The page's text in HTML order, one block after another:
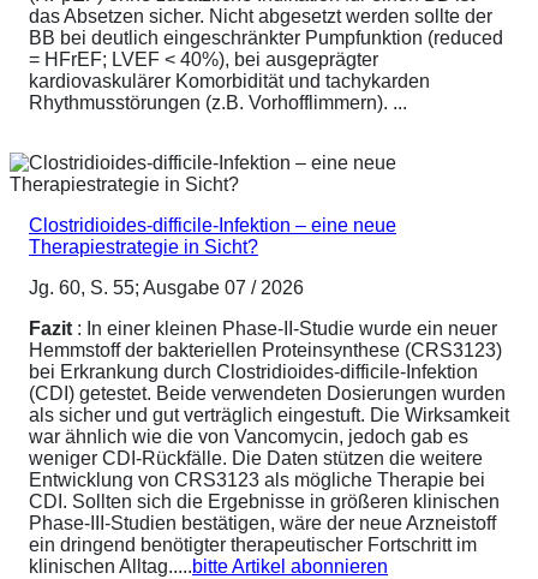
das Absetzen sicher. Nicht abgesetzt werden sollte der
BB bei deutlich eingeschränkter Pumpfunktion (reduced
= HFrEF; LVEF < 40%), bei ausgeprägter
kardiovaskulärer Komorbidität und tachykarden
Rhythmusstörungen (z.B. Vorhofflimmern). ...
Clostridioides-difficile-Infektion – eine neue
Therapiestrategie in Sicht?
Jg. 60, S. 55; Ausgabe 07 / 2026
Fazit : In einer kleinen Phase-II-Studie wurde ein neuer
Hemmstoff der bakteriellen Proteinsynthese (CRS3123)
bei Erkrankung durch Clostridioides-difficile-Infektion
(CDI) getestet. Beide verwendeten Dosierungen wurden
als sicher und gut verträglich eingestuft. Die Wirksamkeit
war ähnlich wie die von Vancomycin, jedoch gab es
weniger CDI-Rückfälle. Die Daten stützen die weitere
Entwicklung von CRS3123 als mögliche Therapie bei
CDI. Sollten sich die Ergebnisse in größeren klinischen
Phase-III-Studien bestätigen, wäre der neue Arzneistoff
ein dringend benötigter therapeutischer Fortschritt im
klinischen Alltag.....bitte Artikel abonnieren